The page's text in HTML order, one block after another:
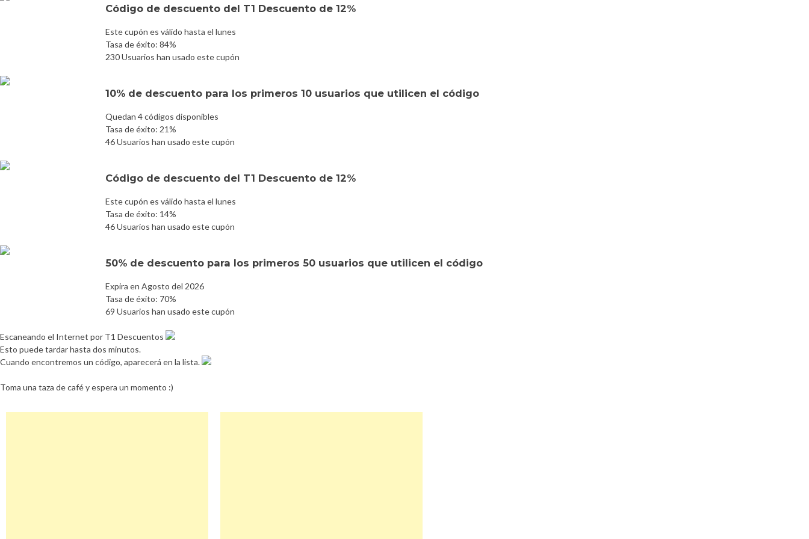
Código de descuento del T1 Descuento de 12%
Este cupón es válido hasta el lunes
Tasa de éxito: 84%
230 Usuarios han usado este cupón
10% de descuento para los primeros 10 usuarios que utilicen el código
Quedan 4 códigos disponibles
Tasa de éxito: 21%
46 Usuarios han usado este cupón
Código de descuento del T1 Descuento de 12%
Este cupón es válido hasta el lunes
Tasa de éxito: 14%
46 Usuarios han usado este cupón
50% de descuento para los primeros 50 usuarios que utilicen el código
Expira en Agosto del 2026
Tasa de éxito: 70%
69 Usuarios han usado este cupón
Escaneando el Internet por T1 Descuentos
Esto puede tardar hasta dos minutos.
Cuando encontremos un código, aparecerá en la lista.
Toma una taza de café y espera un momento :)